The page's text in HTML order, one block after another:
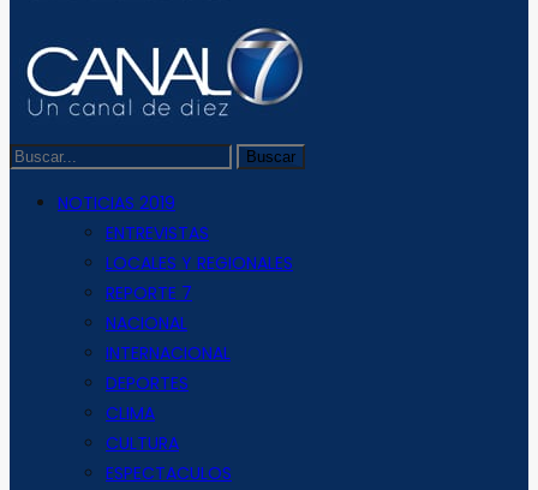
NOTICIAS 2019
ENTREVISTAS
LOCALES Y REGIONALES
REPORTE 7
NACIONAL
INTERNACIONAL
DEPORTES
CLIMA
CULTURA
ESPECTACULOS